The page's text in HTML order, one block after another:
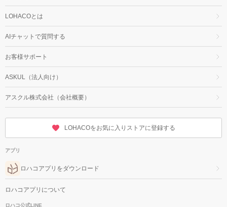
LOHACOとは
AIチャットで質問する
お客様サポート
ASKUL（法人向け）
アスクル株式会社（会社概要）
LOHACOをお気に入りストアに登録する
アプリ
ロハコアプリをダウンロード
ロハコアプリについて
ロハコ公式LINE